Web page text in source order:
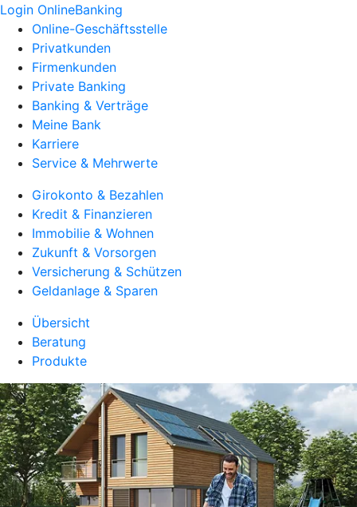
Login OnlineBanking
Online-Geschäftsstelle
Privatkunden
Firmenkunden
Private Banking
Banking & Verträge
Meine Bank
Karriere
Service & Mehrwerte
Girokonto & Bezahlen
Kredit & Finanzieren
Immobilie & Wohnen
Zukunft & Vorsorgen
Versicherung & Schützen
Geldanlage & Sparen
Übersicht
Beratung
Produkte